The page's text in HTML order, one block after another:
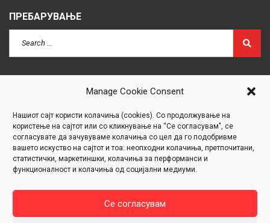
Manage Cookie Consent
Нашиот сајт користи колачиња (cookies). Со продолжување на
користење на сајтот или со кликнување на “Се согласувам", се
согласувате да зачувуваме колачиња со цел да го подобривме
вашето искуство на сајтот и тоа: неопходни колачиња, претпочитани,
статистички, маркетиншки, колачиња за перформанси и
функционалност и колачиња од социјални медиуми.
Се согласувам
ПРЕБАРУВАЊЕ
Click to accept marketing cookies and
enable this content
“ПРОЕКТ 360VR НЕДВИЖНОСТИПОДДРЖАН ОД ФИТР”